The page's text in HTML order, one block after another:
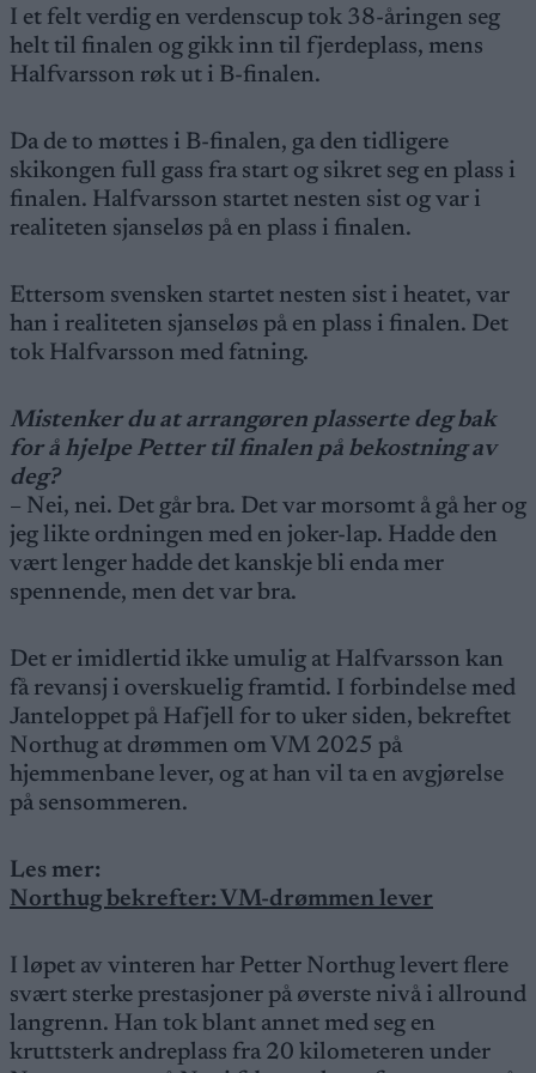
I et felt verdig en verdenscup tok 38-åringen seg
helt til finalen og gikk inn til fjerdeplass, mens
Halfvarsson røk ut i B-finalen.
Da de to møttes i B-finalen, ga den tidligere
skikongen full gass fra start og sikret seg en plass i
finalen. Halfvarsson startet nesten sist og var i
realiteten sjanseløs på en plass i finalen.
Ettersom svensken startet nesten sist i heatet, var
han i realiteten sjanseløs på en plass i finalen. Det
tok Halfvarsson med fatning.
Mistenker du at arrangøren plasserte deg bak
for å hjelpe Petter til finalen på bekostning av
deg?
– Nei, nei. Det går bra. Det var morsomt å gå her og
jeg likte ordningen med en joker-lap. Hadde den
vært lenger hadde det kanskje bli enda mer
spennende, men det var bra.
Det er imidlertid ikke umulig at Halfvarsson kan
få revansj i overskuelig framtid. I forbindelse med
Janteloppet på Hafjell for to uker siden, bekreftet
Northug at drømmen om VM 2025 på
hjemmenbane lever, og at han vil ta en avgjørelse
på sensommeren.
Les mer:
Northug bekrefter: VM-drømmen lever
I løpet av vinteren har Petter Northug levert flere
svært sterke prestasjoner på øverste nivå i allround
langrenn. Han tok blant annet med seg en
kruttsterk andreplass fra 20 kilometeren under